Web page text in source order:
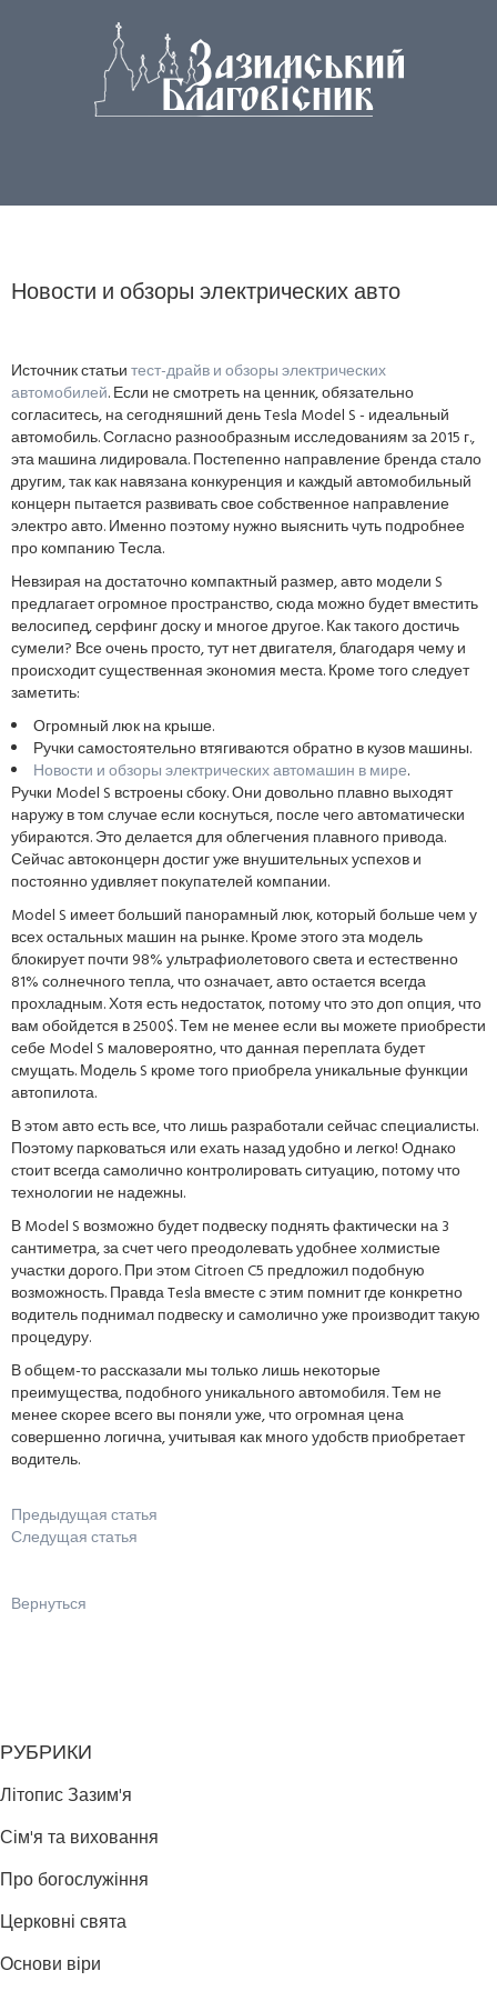
Новости и обзоры электрических авто
Источник статьитест-драйв и обзоры электрических
автомобилей. Если не смотреть на ценник, обязательно
согласитесь, на сегодняшний день Tesla Model S - идеальный
автомобиль. Согласно разнообразным исследованиям за 2015 г.,
эта машина лидировала. Постепенно направление бренда стало
другим, так как навязана конкуренция и каждый автомобильный
концерн пытается развивать свое собственное направление
электро авто. Именно поэтому нужно выяснить чуть подробнее
про компанию Тесла.
Невзирая на достаточно компактный размер, авто модели S
предлагает огромное пространство, сюда можно будет вместить
велосипед, серфинг доску и многое другое. Как такого достичь
сумели? Все очень просто, тут нет двигателя, благодаря чему и
происходит существенная экономия места. Кроме того следует
заметить:
Огромный люк на крыше.
Ручки самостоятельно втягиваются обратно в кузов машины.
Новости и обзоры электрических автомашин в мире.
Ручки Model S встроены сбоку. Они довольно плавно выходят
наружу в том случае если коснуться, после чего автоматически
убираются. Это делается для облегчения плавного привода.
Сейчас автоконцерн достиг уже внушительных успехов и
постоянно удивляет покупателей компании.
Model S имеет больший панорамный люк, который больше чем у
всех остальных машин на рынке. Кроме этого эта модель
блокирует почти 98% ультрафиолетового света и естественно
81% солнечного тепла, что означает, авто остается всегда
прохладным. Хотя есть недостаток, потому что это доп опция, что
вам обойдется в 2500$. Тем не менее если вы можете приобрести
себе Model S маловероятно, что данная переплата будет
смущать. Модель S кроме того приобрела уникальные функции
автопилота.
В этом авто есть все, что лишь разработали сейчас специалисты.
Поэтому парковаться или ехать назад удобно и легко! Однако
стоит всегда самолично контролировать ситуацию, потому что
технологии не надежны.
В Model S возможно будет подвеску поднять фактически на 3
сантиметра, за счет чего преодолевать удобнее холмистые
участки дорого. При этом Citroen C5 предложил подобную
возможность. Правда Tesla вместе с этим помнит где конкретно
водитель поднимал подвеску и самолично уже производит такую
процедуру.
В общем-то рассказали мы только лишь некоторые
преимущества, подобного уникального автомобиля. Тем не
менее скорее всего вы поняли уже, что огромная цена
совершенно логична, учитывая как много удобств приобретает
водитель.
Предыдущая статья
Следущая статья
Вернуться
РУБРИКИ
Літопис Зазим'я
Сім'я та виховання
Про богослужіння
Церковні свята
Основи віри